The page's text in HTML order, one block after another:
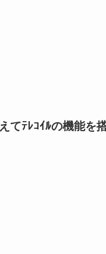
ﾃﾚｺｲﾙの機能を